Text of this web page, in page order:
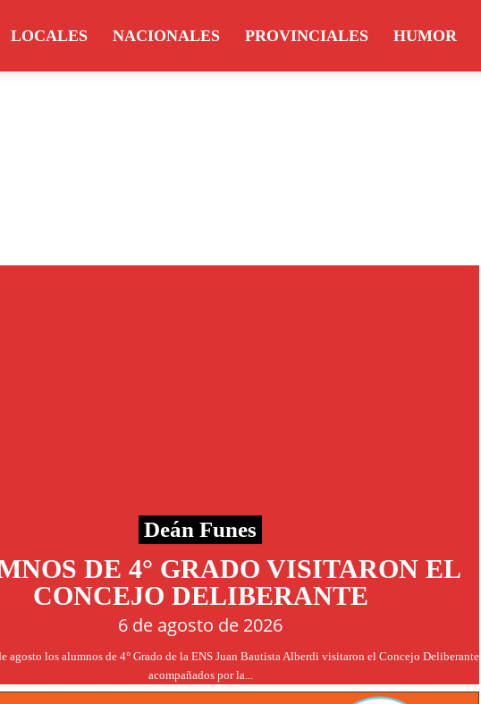
LOCALES NACIONALES PROVINCIALES HUMOR
Deán Funes
DE 4° GRADO VISITARON EL
CONCEJO DELIBERANTE
6 de agosto de 2026
agosto los alumnos de 4° Grado de la ENS Juan Bautista Alberdi visitaron el Concejo Deliberante
acompañados por la...